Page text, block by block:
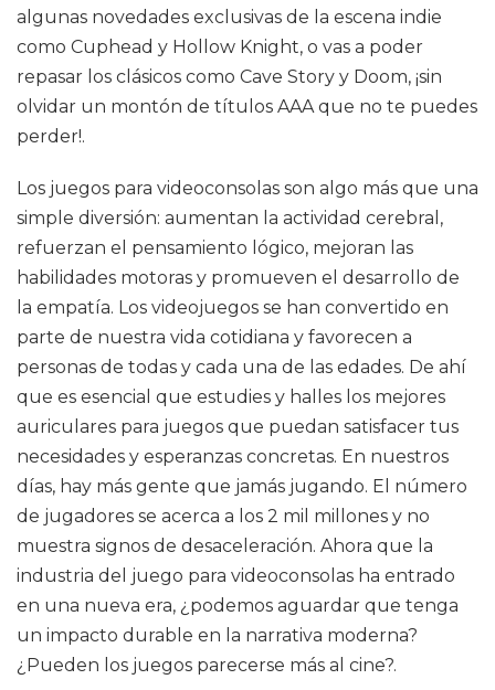
algunas novedades exclusivas de la escena indie
como Cuphead y Hollow Knight, o vas a poder
repasar los clásicos como Cave Story y Doom, ¡sin
olvidar un montón de títulos AAA que no te puedes
perder!.
Los juegos para videoconsolas son algo más que una
simple diversión: aumentan la actividad cerebral,
refuerzan el pensamiento lógico, mejoran las
habilidades motoras y promueven el desarrollo de
la empatía. Los videojuegos se han convertido en
parte de nuestra vida cotidiana y favorecen a
personas de todas y cada una de las edades. De ahí
que es esencial que estudies y halles los mejores
auriculares para juegos que puedan satisfacer tus
necesidades y esperanzas concretas. En nuestros
días, hay más gente que jamás jugando. El número
de jugadores se acerca a los 2 mil millones y no
muestra signos de desaceleración. Ahora que la
industria del juego para videoconsolas ha entrado
en una nueva era, ¿podemos aguardar que tenga
un impacto durable en la narrativa moderna?
¿Pueden los juegos parecerse más al cine?.